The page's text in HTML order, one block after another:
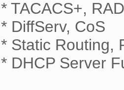
* TACACS+,
* DiffServ, CoS
* Static Routing,
* DHCP Server